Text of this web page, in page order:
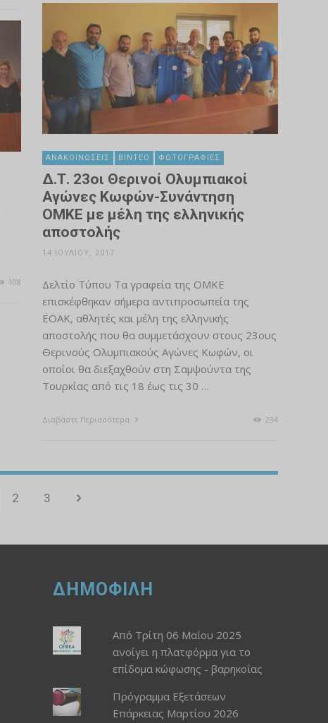
ΑΝΑΚΟΙΝΏΣΕΙΣ ΒΊΝΤΕΟ ΦΩΤΟΓΡΑΦΊΕΣ
Δ.Τ. 23οι Θερινοί Ολυμπιακοί
Αγώνες Κωφών-Συνάντηση
ΟΜΚΕ με μέλη της ελληνικής
αποστολής
14 ΙΟΥΛΊΟΥ, 2017
Δελτίο Τύπου Τα γραφεία της ΟΜΚΕ
επισκέφθηκαν σήμερα αντιπροσωπεία της
ΕΟΑΚ, αθλητές και μέλη της ελληνικής
αποστολής που θα συμμετάσχουν στους 23ους
Θερινούς Ολυμπιακούς Αγώνες Κωφών, οι
οποίοι θα διεξαχθούν στη Σαμψούντα της
Τουρκίας από τις 18 έως τις 30 …
Διαβάστε Περισσότερα 234
108
2 3
ΔΗΜΟΦΙΛΗ
Από Τρίτη 06 Μαΐου 2025
ανοίγει η πλατφόρμα για το
επίδομα κώφωσης - βαρηκοΐας
Πρόγραμμα Εξετάσεων
Επάρκειας Μαρτίου 2026